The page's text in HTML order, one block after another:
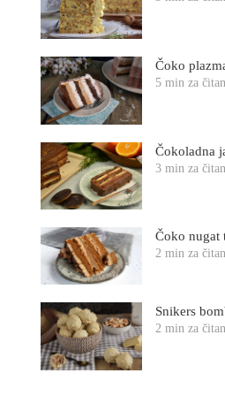
Čoko
5 min za
Čokoladna
3 min za
Čoko nugat
2 min za
Snikers
2 min za